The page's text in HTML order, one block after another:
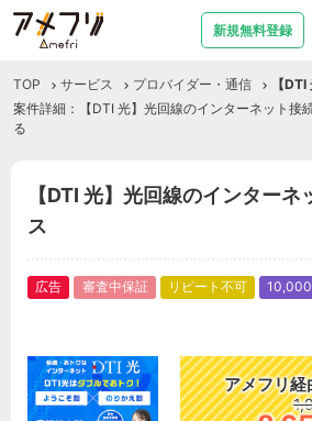
新規無料登録
TOP サービス プロバイダー・通信
【
案件詳細：【DTI 光】光回線のインターネット接
る
【DTI 光】光回線のインター
ス
広告 審査中保証 リピート不可
アメフリ経